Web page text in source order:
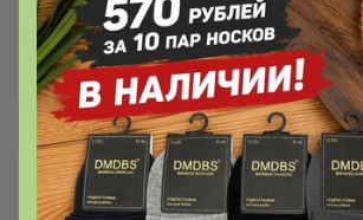
Базовые модели и размерный ряд
Тип-Топ